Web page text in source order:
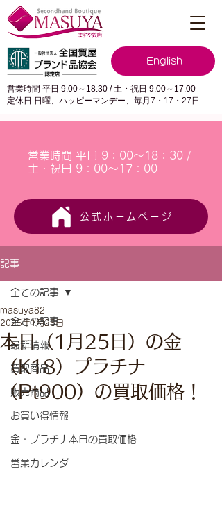
English
営業時間 平日 9:00～18:30 / 土・祝日 9:00～17:00
定休日 日曜、ハッピーマンデー、毎月7・17・27日
営業時間 平日 9：00～18：30 /
土・祝日 9：00～17：00
公式ホームページ
記事
全ての記事
最新情報
買取商品
販売商品
お買い得情報
金・プラチナ本日の買取価格
営業カレンダー
全ての記事
本日（1月25日）の金
（K18）プラチナ
（Pt900）の買取価格！
masuya82
2025年1月25日